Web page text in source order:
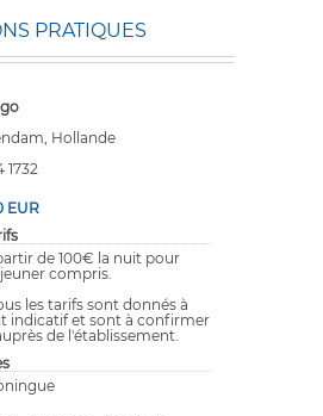
PRATIQUES
Hollande
1732
EUR
de 100€ la nuit pour
compris.
les tarifs sont donnés à
indicatif et sont à confirmer
de l'établissement.